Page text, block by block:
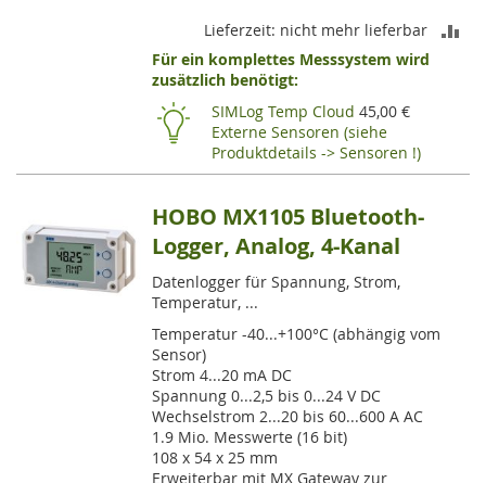
Lieferzeit: nicht mehr lieferbar
Für ein komplettes Messsystem wird
zusätzlich benötigt:
SIMLog Temp Cloud 45,00 €
Externe Sensoren (siehe
Produktdetails -> Sensoren !)
HOBO MX1105 Bluetooth-
Logger, Analog, 4-Kanal
Datenlogger für Spannung, Strom,
Temperatur, ...
Temperatur -40...+100°C (abhängig vom
Sensor)
Strom 4...20 mA DC
Spannung 0...2,5 bis 0...24 V DC
Wechselstrom 2...20 bis 60...600 A AC
1.9 Mio. Messwerte (16 bit)
108 x 54 x 25 mm
Erweiterbar mit MX Gateway zur